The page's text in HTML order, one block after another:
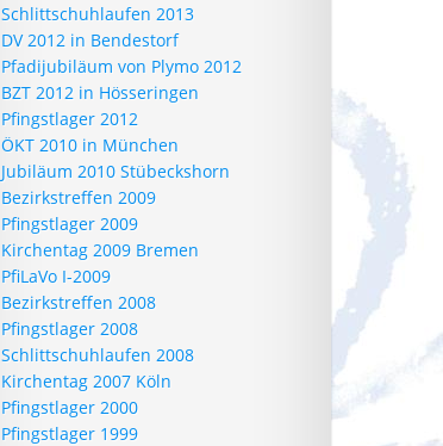
Schlittschuhlaufen 2013
DV 2012 in Bendestorf
Pfadijubiläum von Plymo 2012
BZT 2012 in Hösseringen
Pfingstlager 2012
ÖKT 2010 in München
Jubiläum 2010 Stübeckshorn
Bezirkstreffen 2009
Pfingstlager 2009
Kirchentag 2009 Bremen
PfiLaVo I-2009
Bezirkstreffen 2008
Pfingstlager 2008
Schlittschuhlaufen 2008
Kirchentag 2007 Köln
Pfingstlager 2000
Pfingstlager 1999